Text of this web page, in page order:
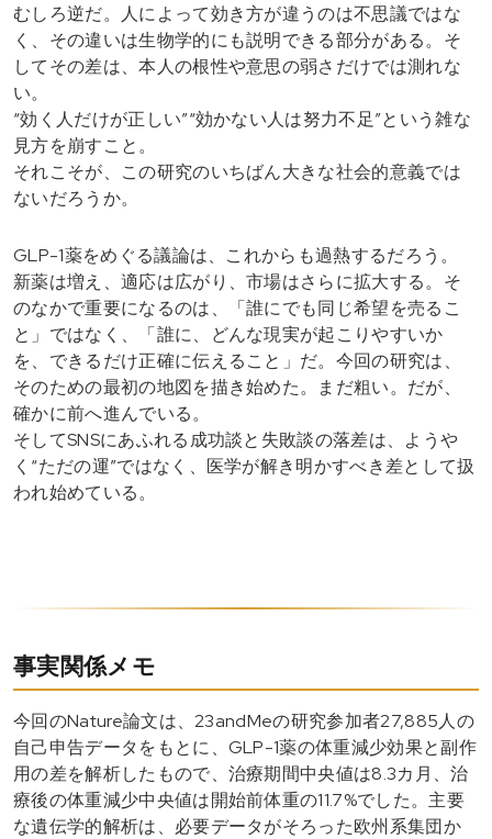
むしろ逆だ。人によって効き方が違うのは不思議ではな
く、その違いは生物学的にも説明できる部分がある。そ
してその差は、本人の根性や意思の弱さだけでは測れな
い。
“効く人だけが正しい”“効かない人は努力不足”という雑な
見方を崩すこと。
それこそが、この研究のいちばん大きな社会的意義では
ないだろうか。
GLP-1薬をめぐる議論は、これからも過熱するだろう。
新薬は増え、適応は広がり、市場はさらに拡大する。そ
のなかで重要になるのは、「誰にでも同じ希望を売るこ
と」ではなく、「誰に、どんな現実が起こりやすいか
を、できるだけ正確に伝えること」だ。今回の研究は、
そのための最初の地図を描き始めた。まだ粗い。だが、
確かに前へ進んでいる。
そしてSNSにあふれる成功談と失敗談の落差は、ようや
く“ただの運”ではなく、医学が解き明かすべき差として扱
われ始めている。
事実関係メモ
今回のNature論文は、23andMeの研究参加者27,885人の
自己申告データをもとに、GLP-1薬の体重減少効果と副作
用の差を解析したもので、治療期間中央値は8.3カ月、治
療後の体重減少中央値は開始前体重の11.7%でした。主要
な遺伝学的解析は、必要データがそろった欧州系集団か